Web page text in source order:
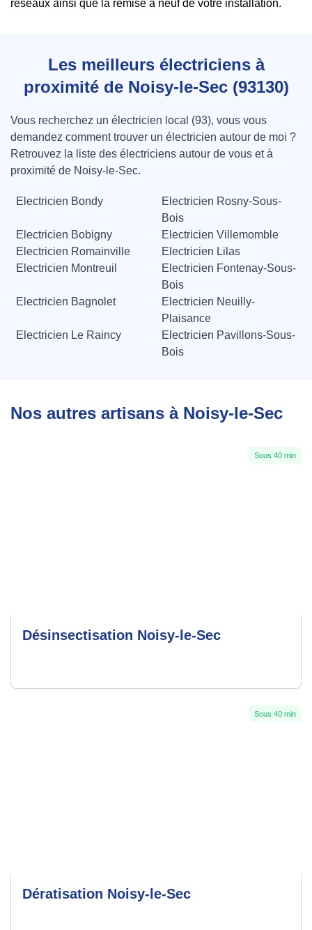
réseaux ainsi que la remise à neuf de votre installation.
Les meilleurs électriciens à
proximité de Noisy-le-Sec (93130)
Vous recherchez un électricien local (93), vous vous
demandez comment trouver un électricien autour de moi ?
Retrouvez la liste des électriciens autour de vous et à
proximité de Noisy-le-Sec.
Electricien Bondy
Electricien Rosny-Sous-
Bois
Electricien Bobigny
Electricien Villemomble
Electricien Romainville
Electricien Lilas
Electricien Montreuil
Electricien Fontenay-Sous-
Bois
Electricien Bagnolet
Electricien Neuilly-
Plaisance
Electricien Le Raincy
Electricien Pavillons-Sous-
Bois
Nos autres artisans à Noisy-le-Sec
Sous 40 min
Désinsectisation Noisy-le-Sec
Sous 40 min
Dératisation Noisy-le-Sec